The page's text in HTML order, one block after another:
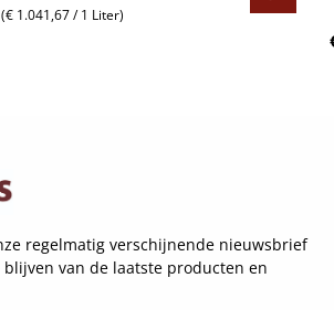
(€ 1.041,67 / 1 Liter)
regelmatig verschijnende nieuwsbrief
van de laatste producten en